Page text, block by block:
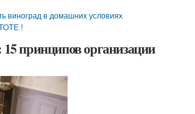
виноград в домашних условиях
!
принципов организации